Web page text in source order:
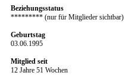
Beziehungsstatus
********* (nur für Mitglieder sichtbar)
Geburtstag
03.06.1995
Mitglied seit
12 Jahre 51 Wochen